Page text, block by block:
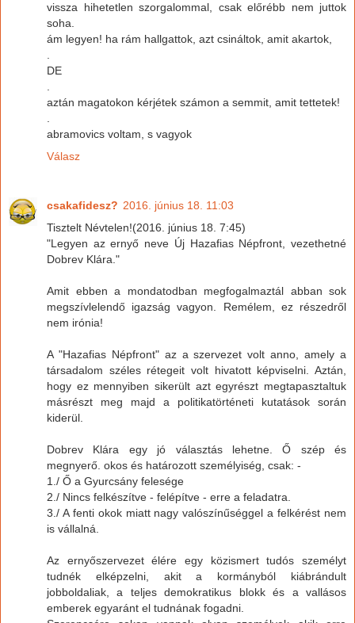
vissza hihetetlen szorgalommal, csak előrébb nem juttok
soha.
ám legyen! ha rám hallgattok, azt csináltok, amit akartok,
.
DE
.
aztán magatokon kérjétek számon a semmit, amit tettetek!
.
abramovics voltam, s vagyok
Válasz
csakafidesz? 2016. június 18. 11:03
Tisztelt Névtelen!(2016. június 18. 7:45)
"Legyen az ernyő neve Új Hazafias Népfront, vezethetné
Dobrev Klára."
Amit ebben a mondatodban megfogalmaztál abban sok
megszívlelendő igazság vagyon. Remélem, ez részedről
nem irónia!
A "Hazafias Népfront" az a szervezet volt anno, amely a
társadalom széles rétegeit volt hivatott képviselni. Aztán,
hogy ez mennyiben sikerült azt egyrészt megtapasztaltuk
másrészt meg majd a politikatörténeti kutatások során
kiderül.
Dobrev Klára egy jó választás lehetne. Ő szép és
megnyerő. okos és határozott személyiség, csak: -
1./ Ő a Gyurcsány felesége
2./ Nincs felkészítve - felépítve - erre a feladatra.
3./ A fenti okok miatt nagy valószínűséggel a felkérést nem
is vállalná.
Az ernyőszervezet élére egy közismert tudós személyt
tudnék elképzelni, akit a kormányból kiábrándult
jobboldaliak, a teljes demokratikus blokk és a vallásos
emberek egyaránt el tudnának fogadni.